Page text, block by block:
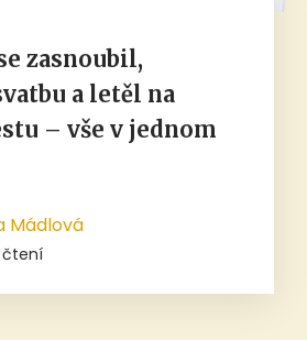
zasnoubil,
a letěl na
– vše v jednom
Mádlová